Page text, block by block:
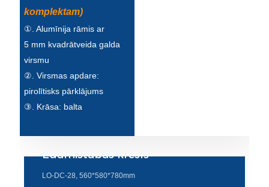
komplektam)
①. Alumīnija rāmis ar
5 mm kvadrātveida galda
virsmu
②. Virsmas apdare:
pirolītisks pārklājums
③. Krāsa: balta
Ēdamistabas krēsls
LO-DC-28, 560*580*780mm